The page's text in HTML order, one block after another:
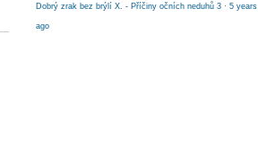
Dobrý zrak bez brýlí X. - Příčiny očních neduhů 3 · 5 years
ago